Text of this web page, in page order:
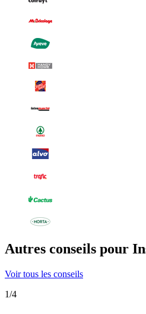
Autres conseils pour
Voir tous les conseils
1/4